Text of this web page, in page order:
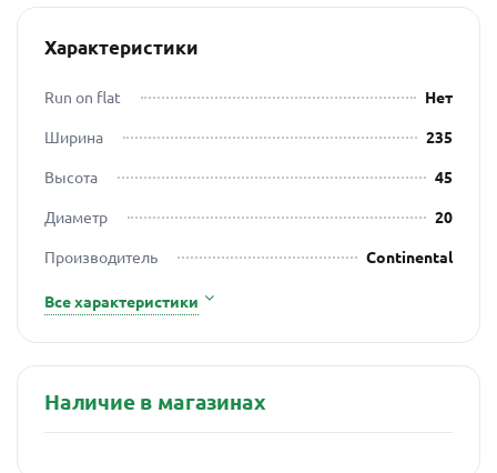
Характеристики
Run on flat
Нет
Ширина
235
Высота
45
Диаметр
20
Производитель
Continental
Все характеристики
Наличие в магазинах